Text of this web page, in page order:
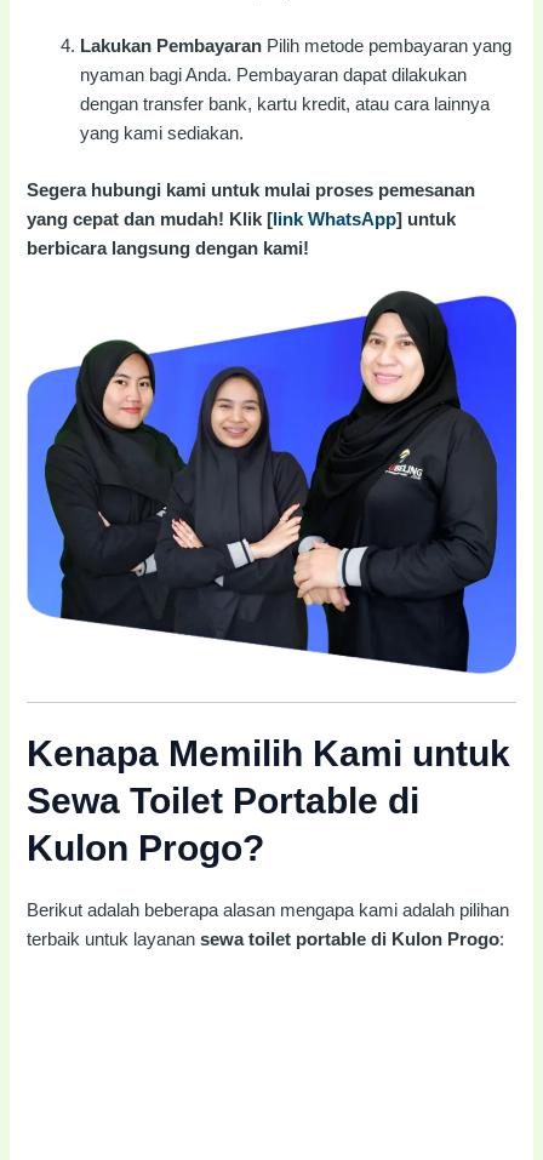
Lakukan Pembayaran Pilih metode pembayaran yang
nyaman bagi Anda. Pembayaran dapat dilakukan
dengan transfer bank, kartu kredit, atau cara lainnya
yang kami sediakan.
Segera hubungi kami untuk mulai proses pemesanan
yang cepat dan mudah! Klik [ link WhatsApp] untuk
berbicara langsung dengan kami!
Kenapa Memilih Kami untuk
Sewa Toilet Portable di
Kulon Progo?
Berikut adalah beberapa alasan mengapa kami adalah pilihan
terbaik untuk layanansewa toilet portable di Kulon Progo: